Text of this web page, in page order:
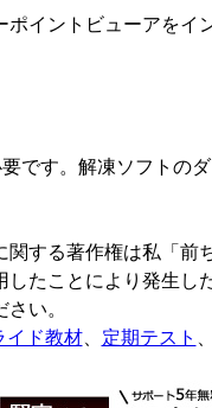
イントビューアをイ
です。解凍ソフトの
する著作権は私「前
たことにより発生し
い。
イド教材、 定期テスト